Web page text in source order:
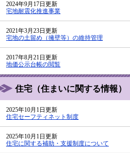
2024年9月17日更新
宅地耐震化推進事業
2021年3月23日更新
宅地の土留め（擁壁等）の維持管理
2017年8月21日更新
地価公示台帳の閲覧
住宅（住まいに関する情報）
2025年10月1日更新
住宅セーフティネット制度
2025年10月1日更新
住宅に関する補助・支援制度について